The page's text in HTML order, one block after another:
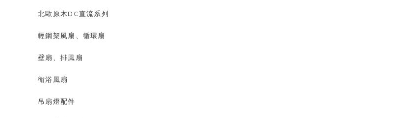
北歐原木DC直流系列
輕鋼架風扇、循環扇
壁扇、排風扇
衛浴風扇
吊扇燈配件